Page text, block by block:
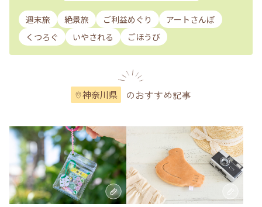
週末旅 絶景旅 ご利益めぐり
アートさんぽ
くつろぐ
いやされる ごほうび
神奈川県 のおすすめ記事